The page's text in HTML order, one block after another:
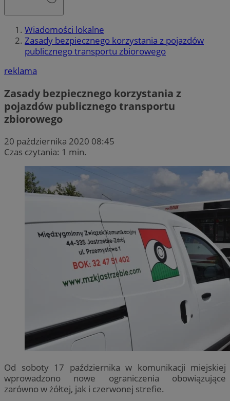
Wiadomości lokalne
Zasady bezpiecznego korzystania z pojazdów
publicznego transportu zbiorowego
reklama
Zasady bezpiecznego korzystania z
pojazdów publicznego transportu
zbiorowego
20 października 2020 08:45
Czas czytania: 1 min.
Od soboty 17 października w komunikacji miejskiej
wprowadzono nowe ograniczenia obowiązujące
zarówno w żółtej, jak i czerwonej strefie.